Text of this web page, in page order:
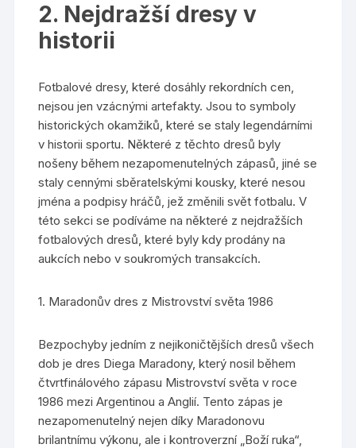
2. Nejdražší dresy v
historii
Fotbalové dresy, které dosáhly rekordních cen,
nejsou jen vzácnými artefakty. Jsou to symboly
historických okamžiků, které se staly legendárními
v historii sportu. Některé z těchto dresů byly
nošeny během nezapomenutelných zápasů, jiné se
staly cennými sběratelskými kousky, které nesou
jména a podpisy hráčů, jež změnili svět fotbalu. V
této sekci se podíváme na některé z nejdražších
fotbalových dresů, které byly kdy prodány na
aukcích nebo v soukromých transakcích.
1. Maradonův dres z Mistrovství světa 1986
Bezpochyby jedním z nejikoničtějších dresů všech
dob je dres Diega Maradony, který nosil během
čtvrtfinálového zápasu Mistrovství světa v roce
1986 mezi Argentinou a Anglií. Tento zápas je
nezapomenutelný nejen díky Maradonovu
brilantnímu výkonu, ale i kontroverzní „Boží ruka“,